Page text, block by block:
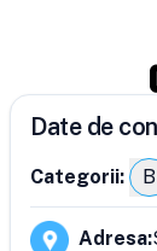
Date de
Categorii: B
Adresa: